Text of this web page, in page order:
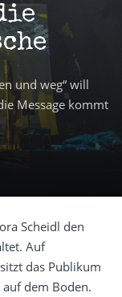
und weg“ will
Message kommt
Scheidl den
Auf
das Publikum
dem Boden.